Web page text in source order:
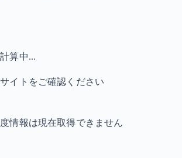
算中...
イトをご確認ください
情報は現在取得できません